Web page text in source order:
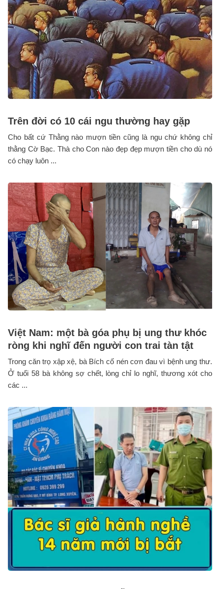
Trên đời có 10 cái ngu thường hay gặp
Cho bất cứ Thằng nào mượn tiền cũng là ngu chứ không chỉ
thằng Cờ Bạc. Thà cho Con nào đẹp đẹp mượn tiền cho dù nó
có chạy luôn ...
Việt Nam: một bà góa phụ bị ung thư khóc
ròng khi nghĩ đến người con trai tàn tật
Trong căn trọ xập xệ, bà Bích cố nén cơn đau vì bệnh ung thư.
Ở tuổi 58 bà không sợ chết, lòng chỉ lo nghĩ, thương xót cho
các ...